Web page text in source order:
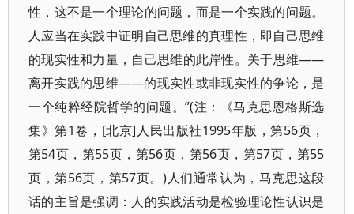
性，这不是一个理论的问题，而是一个实践的问题。
人应当在实践中证明自己思维的真理性，即自己思维
的现实性和力量，自己思维的此岸性。关于思维——
离开实践的思维——的现实性或非现实性的争论，是
一个纯粹经院哲学的问题。”(注：《马克思恩格斯选
集》第1卷，[北京]人民出版社1995年版，第56页，
第54页，第55页，第56页，第56页，第57页，第55
页，第56页，第57页。)人们通常认为，马克思这段
话的主旨是强调：人的实践活动是检验理论性认识是